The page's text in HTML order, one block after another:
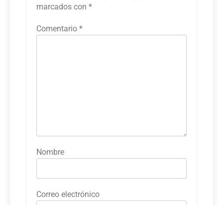
marcados con *
Comentario *
Nombre
Correo electrónico